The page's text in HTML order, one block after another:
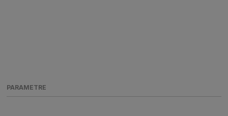
PARAMETRE